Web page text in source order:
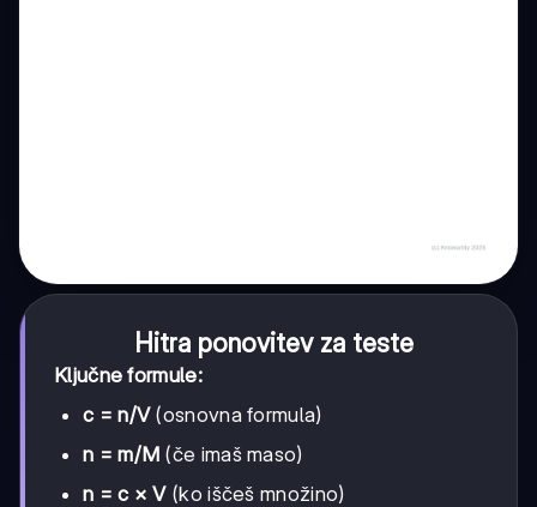
Hitra ponovitev za teste
Ključne formule:
c = n/V(osnovna formula)
n = m/M (če imaš maso)
n = c × V(ko iščeš množino)